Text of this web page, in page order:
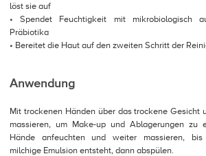
löst sie auf
• Spendet Feuchtigkeit mit mikrobiologisch
Präbiotika
• Bereitet die Haut auf den zweiten Schritt der
Anwendung
Mit trockenen Händen über das trockene Gesicht
massieren, um Make-up und Ablagerungen zu
Hände anfeuchten und weiter massieren,
milchige Emulsion entsteht, dann abspülen.